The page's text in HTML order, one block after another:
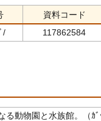
資料コード
/ 117862584
る動物園と水族館。（ｶﾞ